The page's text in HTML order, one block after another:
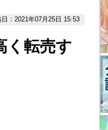
日：2021年07月25日 15:53
く転売す